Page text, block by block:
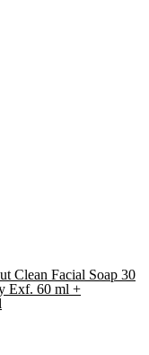
Clean Facial Soap 30
Exf. 60 ml +